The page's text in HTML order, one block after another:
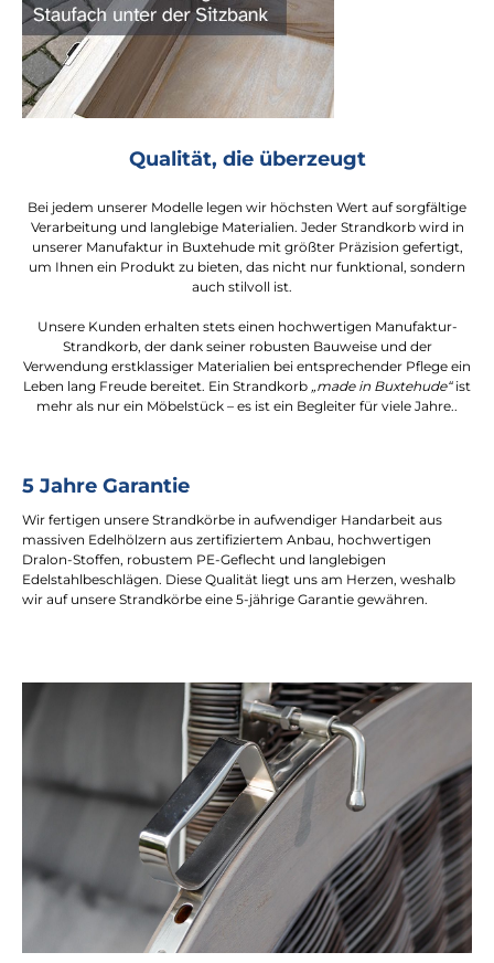
Qualität, die überzeugt
Bei jedem unserer Modelle legen wir höchsten Wert auf sorgfältige
Verarbeitung und langlebige Materialien. Jeder Strandkorb wird in
unserer Manufaktur in Buxtehude mit größter Präzision gefertigt,
um Ihnen ein Produkt zu bieten, das nicht nur funktional, sondern
auch stilvoll ist.
Unsere Kunden erhalten stets einen hochwertigen Manufaktur-
Strandkorb, der dank seiner robusten Bauweise und der
Verwendung erstklassiger Materialien bei entsprechender Pflege ein
Leben lang Freude bereitet. Ein Strandkorb „made in Buxtehude“ist
mehr als nur ein Möbelstück – es ist ein Begleiter für viele Jahre..
5 Jahre Garantie
Wir fertigen unsere Strandkörbe in aufwendiger Handarbeit aus
massiven Edelhölzern aus zertifiziertem Anbau, hochwertigen
Dralon-Stoffen, robustem PE-Geflecht und langlebigen
Edelstahlbeschlägen. Diese Qualität liegt uns am Herzen, weshalb
wir auf unsere Strandkörbe eine 5-jährige Garantie gewähren.